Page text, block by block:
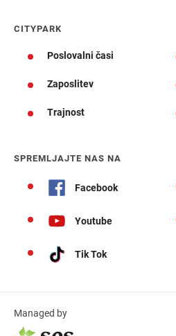
CITYPARK
Poslovalni časi
Zaposlitev
Trajnost
SPREMLJAJTE NAS NA
Facebook
Youtube
Tik Tok
Managed by